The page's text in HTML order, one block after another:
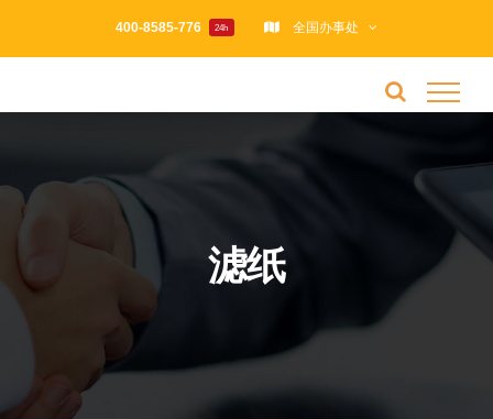
400-8585-776 24h 全国办事处
滤纸